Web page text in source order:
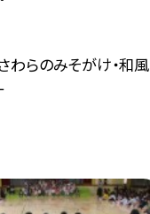
わらのみそがけ・和風